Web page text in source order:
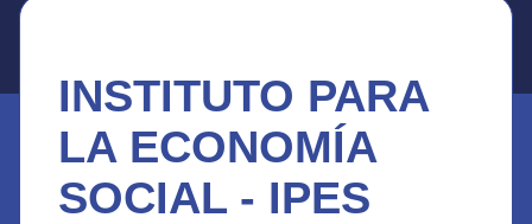
INSTITUTO PARA
LA ECONOMÍA
SOCIAL - IPES